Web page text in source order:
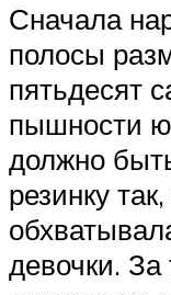
Сначала
полосы
пятьдесят
пышности
должно
резинку
девочки.